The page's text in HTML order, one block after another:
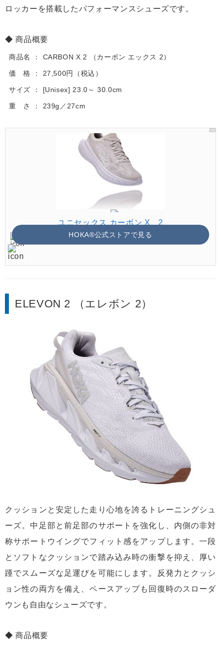
ロッカーを搭載したパフォーマンスシューズです。
商品概要
商品名 CARBON X 2 （カーボン エックス 2）
価 格 27,500円（税込）
サイズ [Unisex] 23.0～ 30.0cm
重 さ 239g／27cm
ユニセックス カーボン X 2
HOKA®公式ストアで見る
ELEVON 2 （エレボン 2）
クッションと安定した走り心地を誇るトレーニングシュ
ーズ。中足部と前足部のサポートを強化し、内側の非対
称サポートウイングでフィット感をアップします。一段
とソフトなクッションで踏み込み時の衝撃を抑え、厚い
踵でスムーズな足運びを可能にします。反発力とクッシ
ョン性の両方を備え、ペースアップも回復時のスローダ
ウンも自由なシューズです。
商品概要